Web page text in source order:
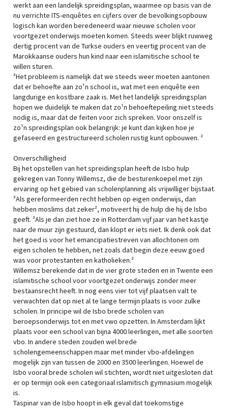
werkt aan een landelijk spreidingsplan, waarmee op basis van de
nu verrichte ITS-enquêtes en cijfers over de bevolkingsopbouw
logisch kan worden beredeneerd waar nieuwe scholen voor
voortgezet onderwijs moeten komen. Steeds weer blijkt ruwweg
dertig procent van de Turkse ouders en veertig procent van de
Marokkaanse ouders hun kind naar een islamitische school te
willen sturen.
³Het probleem is namelijk dat we steeds weer moeten aantonen
dat er behoefte aan zo¹n school is, wat met een enquête een
langdurige en kostbare zaak is. Met het landelijk spreidingsplan
hopen we duidelijk te maken dat zo¹n behoeftepeiling niet steeds
nodig is, maar dat de feiten voor zich spreken. Voor onszelf is
zo¹n spreidingsplan ook belangrijk: je kunt dan kijken hoe je
gefaseerd en gestructureerd scholen rustig kunt opbouwen. ²
Onverschilligheid
Bij het opstellen van het spreidingsplan heeft de Isbo hulp
gekregen van Tonny Willemsz, die de besturenkoepel met zijn
ervaring op het gebied van scholenplanning als vrijwilliger bijstaat.
³Als gereformeerden recht hebben op eigen onderwijs, dan
hebben moslims dat zeker², motiveert hij de hulp die hij de Isbo
geeft. ³Als je dan ziet hoe ze in Rotterdam vijf jaar van het kastje
naar de muur zijn gestuurd, dan klopt er iets niet. Ik denk ook dat
het goed is voor het emancipatiestreven van allochtonen om
eigen scholen te hebben, net zoals dat begin deze eeuw goed
was voor protestanten en katholieken.²
Willemsz berekende dat in de vier grote steden en in Twente een
islamitische school voor voortgezet onderwijs zonder meer
bestaansrecht heeft. In nog eens vier tot vijf plaatsen valt te
verwachten dat op niet al te lange termijn plaats is voor zulke
scholen. In principe wil de Isbo brede scholen van
beroepsonderwijs tot en met vwo opzetten. In Amsterdam lijkt
plaats voor een school van bijna 4000 leerlingen, met alle soorten
vbo. In andere steden zouden wel brede
scholengemeenschappen maar met minder vbo-afdelingen
mogelijk zijn van tussen de 2000 en 3500 leerlingen. Hoewel de
Isbo vooral brede scholen wil stichten, wordt niet uitgesloten dat
er op termijn ook een categoriaal islamitisch gymnasium mogelijk
is.
Taspinar van de Isbo hoopt in elk geval dat toekomstige